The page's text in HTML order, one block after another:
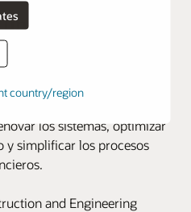
country/region
ecosistema
de suministro
con Oracle
los sistemas, optimizar
y simplificar los procesos
and Engineering